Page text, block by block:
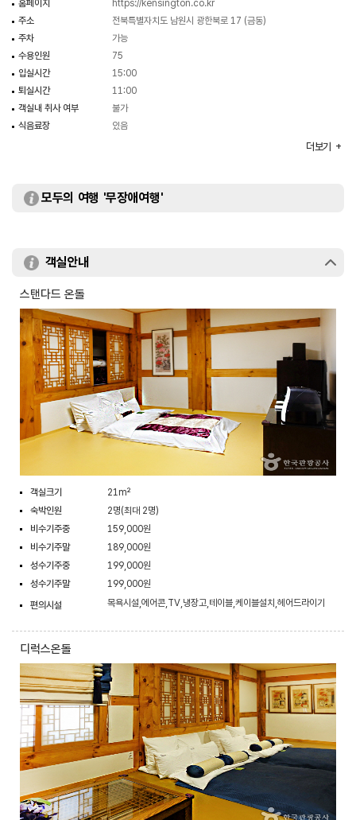
홈페이지
https://kensington.co.kr
주소
전북특별자치도 남원시 광한북로 17 (금동)
주차
가능
수용인원
75
입실시간
15:00
퇴실시간
11:00
객실내 취사 여부
불가
식음료장
있음
규모
22객실
더보기
모두의 여행 '무장애여행'
객실안내
스탠다드 온돌
객실크기
21m²
숙박인원
2명(최대 2명)
비수기주중
159,000원
비수기주말
189,000원
성수기주중
199,000원
성수기주말
199,000원
편의시설
목욕시설,에어콘,TV,냉장고,테이블,케이블설치,헤어드라이기
디럭스온돌